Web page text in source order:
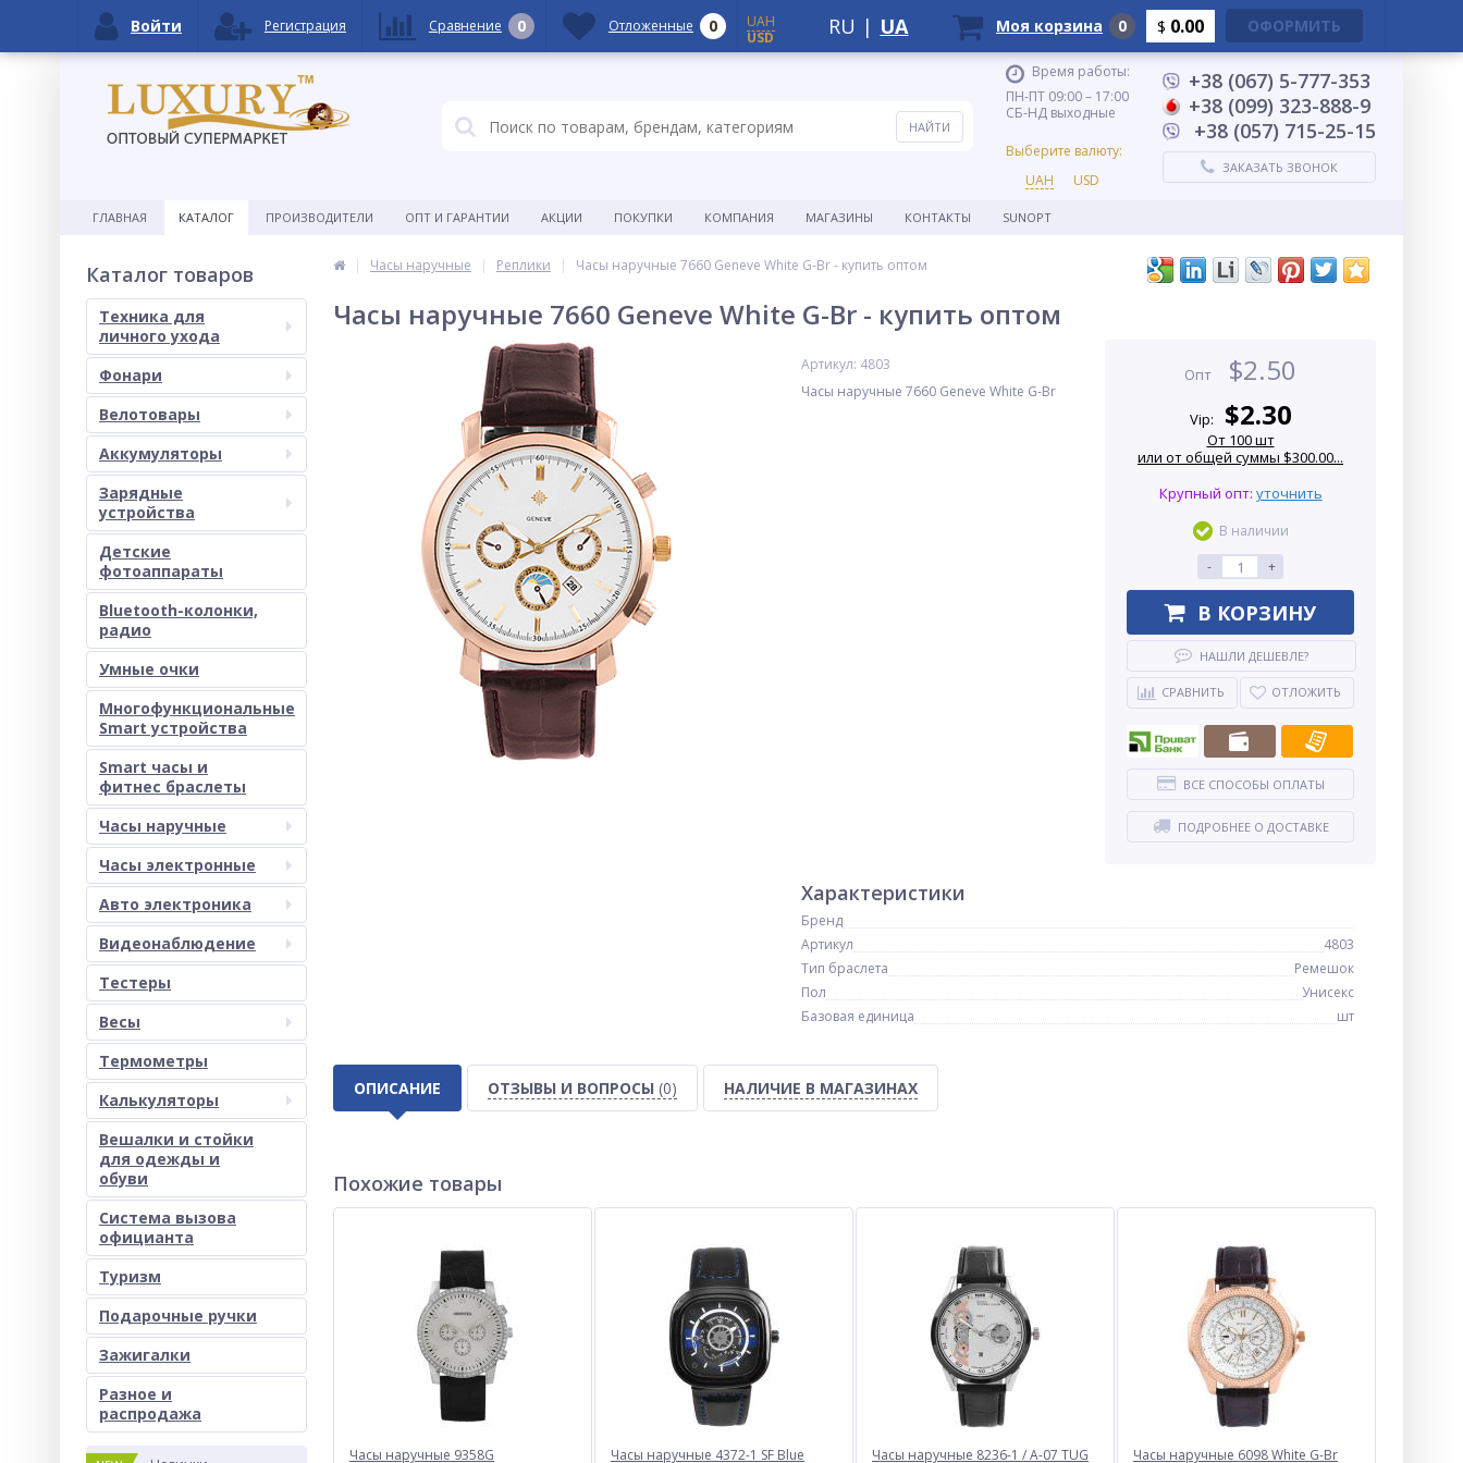
Время работы:
ПН-ПТ 09:00 – 17:00
СБ-НД выходные
Выберите валюту:
UAH
USD
+38 (067) 5-777-353
+38 (099) 323-888-9
+38 (057) 715-25-15
ЗАКАЗАТЬ ЗВОНОК
ГЛАВНАЯ КАТАЛОГ ПРОИЗВОДИТЕЛИ ОПТ И ГАРАНТИИ АКЦИИ ПОКУПКИ КОМПАНИЯ МАГАЗИНЫ КОНТАКТЫ SUNOPT
Каталог товаров
Техника для
личного ухода
Фонари
Велотовары
Аккумуляторы
Зарядные
устройства
Детские
фотоаппараты
Bluetooth-колонки,
радио
Умные очки
Многофункциональные
Smart устройства
Smart часы и
фитнес браслеты
Часы наручные
Часы электронные
Авто электроника
Видеонаблюдение
Тестеры
Весы
Термометры
Калькуляторы
Вешалки и стойки
для одежды и
обуви
Система вызова
официанта
Туризм
Подарочные ручки
Зажигалки
Разное и
раcпродажа
Часы наручные Реплики Часы наручные 7660 Geneve White G-Br - купить оптом
Часы наручные 7660 Geneve White G-Br - купить оптом
Артикул: 4803
Часы наручные 7660 Geneve White G-Br
Опт $2.50
Vip: $2.30
От 100 шт
или от общей суммы $300.00...
Крупный опт: уточнить
В наличии
-
+
В КОРЗИНУ
НАШЛИ ДЕШЕВЛЕ?
СРАВНИТЬ ОТЛОЖИТЬ
ВСЕ СПОСОБЫ ОПЛАТЫ
ПОДРОБНЕЕ О ДОСТАВКЕ
Характеристики
Бренд
Артикул
4803
Тип браслета
Ремешок
Пол
Унисекс
Базовая единица
шт
ОПИСАНИЕ ОТЗЫВЫ И ВОПРОСЫ (0) НАЛИЧИЕ В МАГАЗИНАХ
Похожие товары
Часы наручные 9358G Часы наручные 4372-1 SF Blue
Часы наручные 8236-1 / A-07 TUG
Часы наручные 6098 White G-Br
Войти Регистрация Сравнение 0 Отложенные 0
UAH
USD
RU | UA Моя корзина 0 $ 0.00 ОФОРМИТЬ